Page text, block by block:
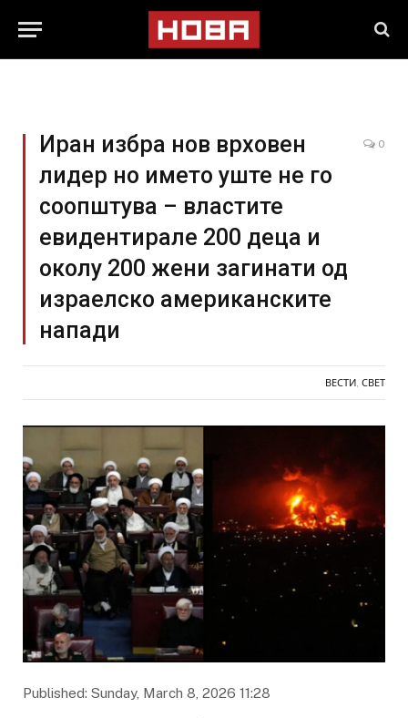
Иран избра нов врховен
лидер но името уште не го
соопштува – властите
евидентирале 200 деца и
околу 200 жени загинати од
израелско американските
напади
0
ВЕСТИ СВЕТ
Published: Sunday, March 8, 2026 11:28